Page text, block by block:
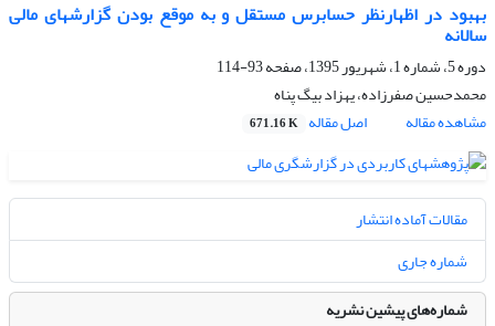
بهبود در اظهارنظر حسابرس مستقل و به موقع بودن گزارشهای مالی
سالانه
دوره 5، شماره 1، شهریور 1395، صفحه
93-114
محمدحسین صفرزاده، یهزاد بیگ پناه
مشاهده مقاله
اصل مقاله 671.16 K
مقالات آماده انتشار
شماره جاری
شماره‌های پیشین نشریه